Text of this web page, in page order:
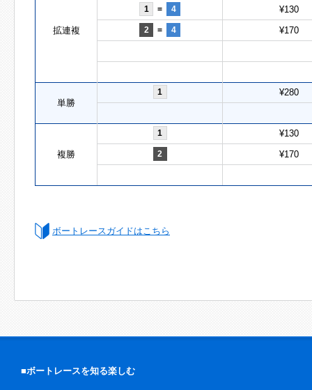
拡連複
1 = 4 ¥130
2 = 4 ¥170
単勝
1 ¥280
複勝
1 ¥130
2 ¥170
ボートレースガイドはこちら
■ボートレースを知る楽しむ